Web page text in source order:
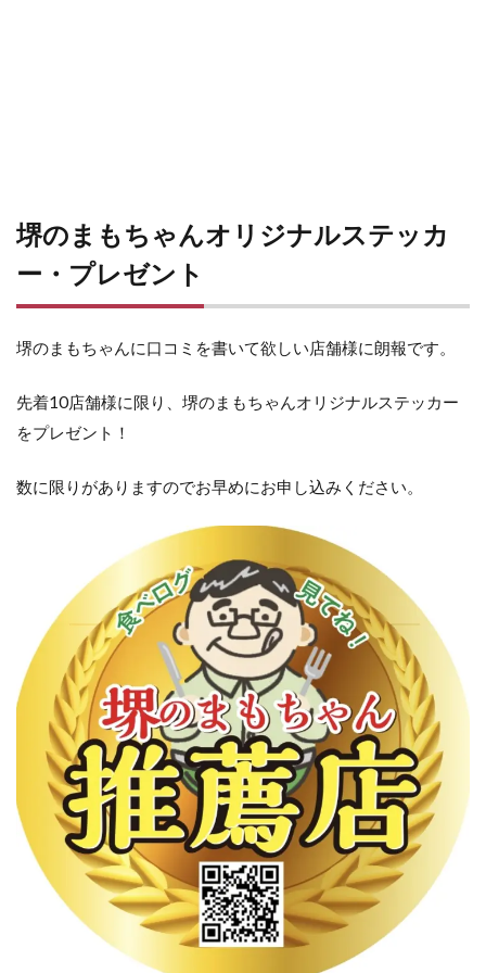
堺のまもちゃんオリジナルステッカ
ー・プレゼント
堺のまもちゃんに口コミを書いて欲しい店舗様に朗報です。
先着10店舗様に限り、堺のまもちゃんオリジナルステッカー
をプレゼント！
数に限りがありますのでお早めにお申し込みください。